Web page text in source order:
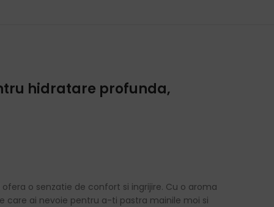
hidratare profunda,
o senzatie de confort si ingrijire. Cu o aroma
care ai nevoie pentru a-ti pastra mainile moi si